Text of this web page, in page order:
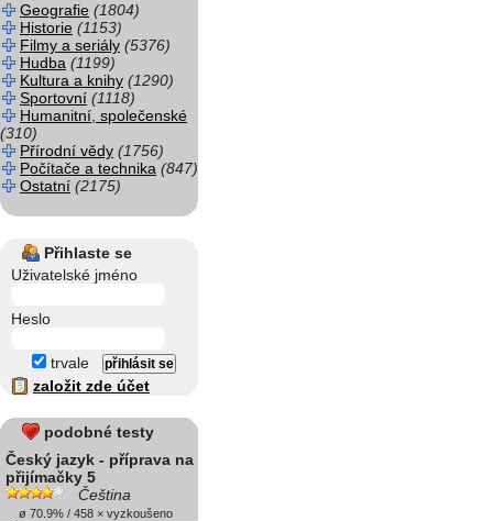
Geografie (1804)
Historie (1153)
Filmy a seriály (5376)
Hudba (1199)
Kultura a knihy (1290)
Sportovní (1118)
Humanitní, společenské
(310)
Přírodní vědy (1756)
Počítače a technika (847)
Ostatní (2175)
Přihlaste se
Uživatelské jméno
Heslo
trvale
založit zde účet
podobné testy
Český jazyk - příprava na
přijímačky 5
Čeština
ø 70.9% / 458 × vyzkoušeno